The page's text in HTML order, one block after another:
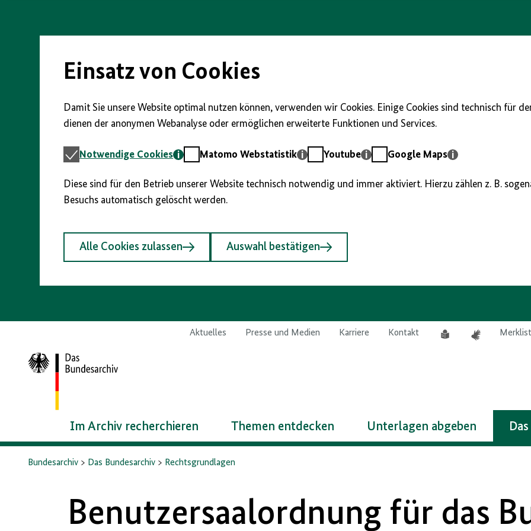
Seiteninhalt
Einsatz von Cookies
Damit Sie unsere Website optimal nutzen können, verwenden wir Cookies. Einige Cookies sind technisch für
dienen der anonymen Webanalyse oder ermöglichen erweiterte Funktionen und Services.
Notwendige
Notwendige Cookies
MatomoMatomo Webstatistik YoutubeYoutube
GoogleGoogle Maps
Diese sind für den Betrieb unserer Website technisch notwendig und immer aktiviert. Hierzu zählen z. B.
Besuchs automatisch gelöscht werden.
Alle Cookies zulassen Auswahl bestätigen
Aktuelles Presse und Medien Karriere Kontakt
Leichte
Zur
Startseite
Im Archiv recherchieren Themen entdecken Unterlagen abgeben
Bundesarchiv Das Bundesarchiv Rechtsgrundlagen
Benutzersaalordnung für das